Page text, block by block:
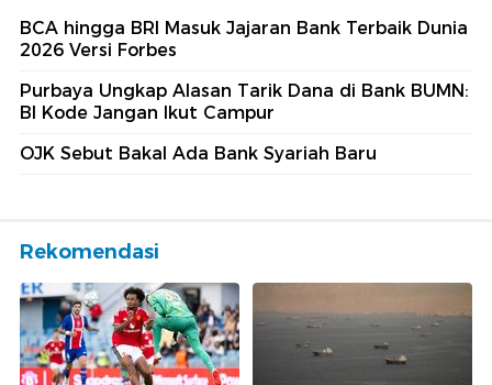
BCA hingga BRI Masuk Jajaran Bank Terbaik Dunia
2026 Versi Forbes
Purbaya Ungkap Alasan Tarik Dana di Bank BUMN:
BI Kode Jangan Ikut Campur
OJK Sebut Bakal Ada Bank Syariah Baru
Rekomendasi